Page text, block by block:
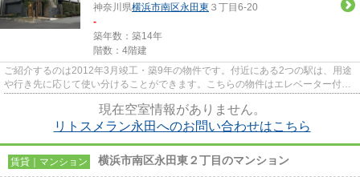
神奈川県横浜市南区永田東 ３丁目6-20
-
築年数：築14年
階数：4階建
ご紹介するのは2012年3月竣工・築9年の物件です。付近にある2つの駅は、用途
や行き先に応じて使い分けることができます。こちらの物件はエレベーター付き
現在空室情報がありません。
リトスメラン永田へのお問い合わせはこちら
賃貸｜マンション 横浜市南区永田東２丁目のマンション